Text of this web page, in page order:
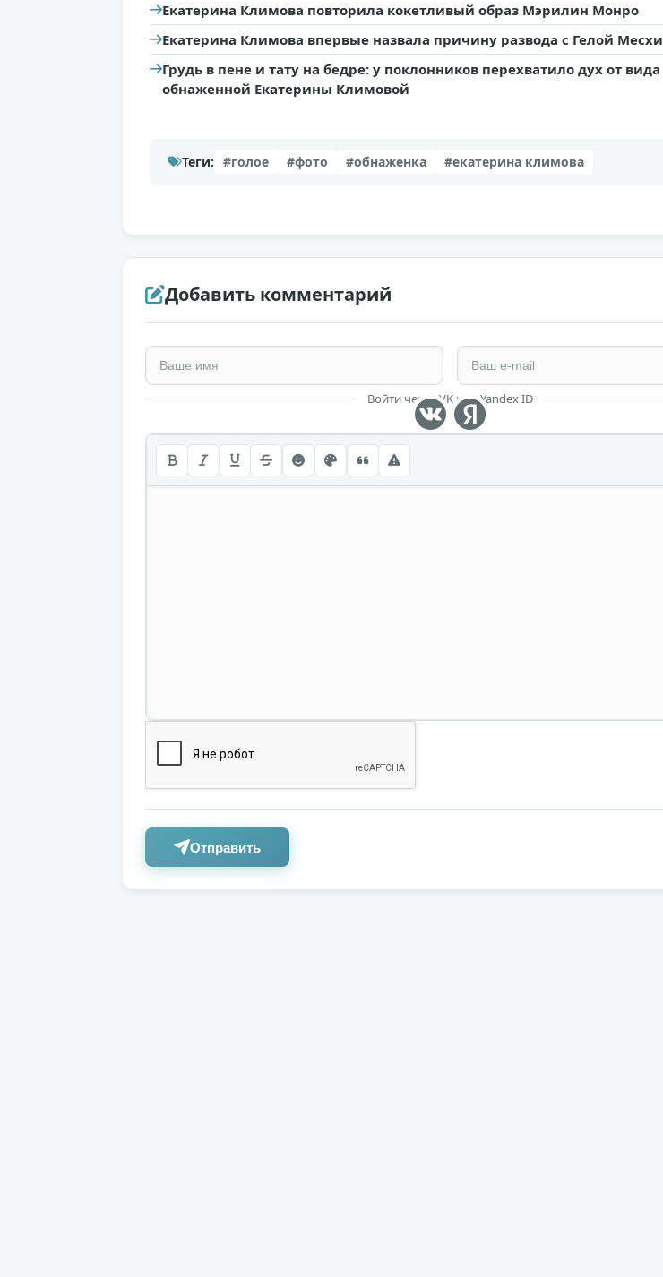
Екатерина Климова повторила кокетливый образ Мэрилин Монро
Екатерина Климова впервые назвала причину развода с Гелой Месхи
Грудь в пене и тату на бедре: у поклонников перехватило дух от вида
обнаженной Екатерины Климовой
Теги: #голое #фото #обнаженка #екатерина климова
Добавить комментарий
Войти через VK или Yandex ID
Отправить